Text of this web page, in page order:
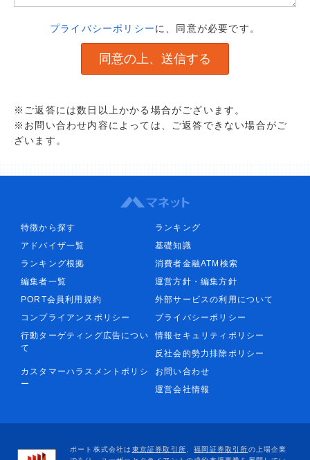
プライバシーポリシーに、同意が必要です。
※ご返答には数日以上かかる場合がございます。
※お問い合わせ内容によっては、ご返答できない場合がご
ざいます。
特徴から探す
ランキング
アドバイザ一覧
基礎知識
ランキング根拠
消費者金融ATM検索
編集者一覧
運営方針・編集方針
PORT会員利用規約
外部サービスの利用について
コンプライアンスポリシー
プライバシーポリシー
行動ターゲティング広告につい
て
情報セキュリティポリシー
反社会的勢力排除ポリシー
カスタマーハラスメントポリシ
ー
お問い合わせ
運営会社情報